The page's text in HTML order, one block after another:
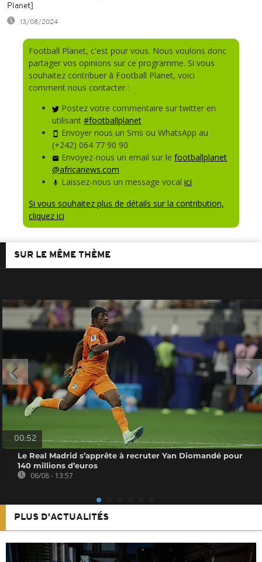
Planet]
13/08/2024
Football Planet, c'est pour vous. Nous voulons donc
partager vos opinions sur ce programme. Si vous
souhaitez contribuer à Football Planet, voici
comment nous contacter :
Postez votre commentaire sur twitter en
utilisant #footballplanet
Envoyer nous un Sms ou WhatsApp au
(+242) 064 77 90 90
Envoyez-nous un email sur lefootballplanet
@africanews.com
Laissez-nous un message vocalici
Si vous souhaitez plus de détails sur la contribution,
cliquez ici
SUR LE MÊME THÈME
00:52
Le Real Madrid s’apprête à recruter Yan Diomandé pour
140 millions d’euros
06/08 - 13:57
PLUS D'ACTUALITÉS